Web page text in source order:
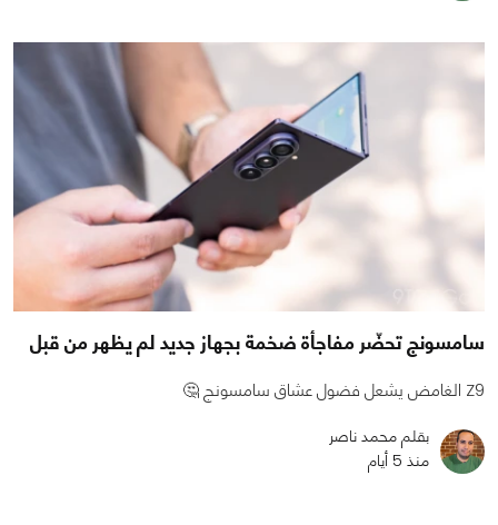
سامسونج تحضّر مفاجأة ضخمة بجهاز جديد لم يظهر من قبل
Z9 الغامض يشعل فضول عشاق سامسونج 🤔
بقلم محمد ناصر
منذ 5 أيام